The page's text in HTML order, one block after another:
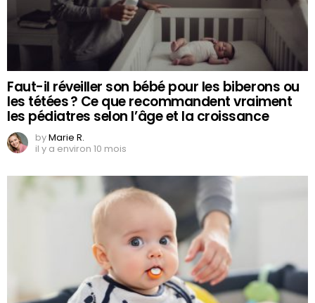
Faut-il réveiller son bébé pour les biberons ou
les tétées ? Ce que recommandent vraiment
les pédiatres selon l’âge et la croissance
byMarie R.
il y a environ 10 mois